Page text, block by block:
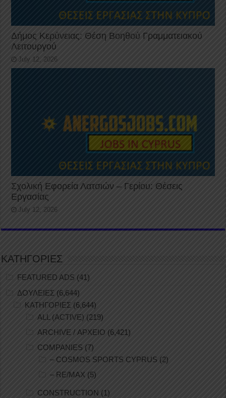
Δήμος Κερύνειας: Θέση Βοηθού Γραμματειακού
Λειτουργού
July 12, 2026
Σχολική Εφορεία Λατσιών – Γερίου: Θέσεις
Εργασίας
July 12, 2026
ΚΑΤΗΓΟΡΙΕΣ
FEATURED ADS (41)
ΔΟΥΛΕΙΕΣ (6,644)
ΚΑΤΗΓΟΡΙΕΣ (6,644)
ALL (ACTIVE) (219)
ARCHIVE / ΑΡΧΕΙΟ (6,421)
COMPANIES (7)
– COSMOS SPORTS CYPRUS (2)
– RE/MAX (5)
CONSTRUCTION (1)